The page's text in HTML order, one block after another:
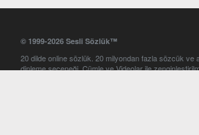
© 1999-2026 Sesli Sözlük™
20 dilde online sözlük. 20 milyondan fazla sözcük ve
dinleme seçeneği. Cümle ve Videolar ile